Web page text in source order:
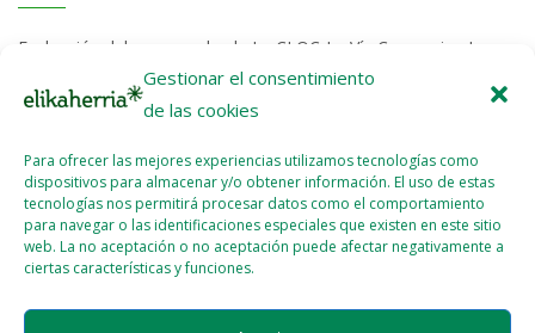
Gestionar el consentimiento
de las cookies
Para ofrecer las mejores experiencias utilizamos tecnologías como
dispositivos para almacenar y/o obtener información. El uso de estas
tecnologías nos permitirá procesar datos como el comportamiento
para navegar o las identificaciones especiales que existen en este sitio
web. La no aceptación o no aceptación puede afectar negativamente a
ciertas características y funciones.
Evaluación del proceso desde La CLOC-La Vía Campesina La
Comisión Política Pedagógica (CPP) se reúne para evaluar el
programa de capacitación a líderes y lideresas que desde hace 5
realizan dos reuniones al año, una para fortalecer el diseño
curricular el otro para evaluar la formación: avances,
debilidades. Este proceso de formación ha sido un esfuerzo de
muchos años en...
Read More >>